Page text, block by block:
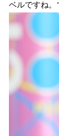
ベルですね。